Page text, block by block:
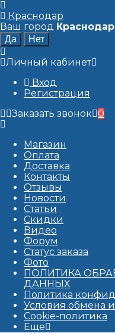
Краснодар
Ваш город Краснодар
Личный кабинет
Вход
Регистрация
Заказать звонок
0
Магазин
Оплата
Доставка
Контакты
Отзывы
Новости
Статьи
Скидки
Видео
Форум
Статус заказа
Фото
ПОЛИТИКА
ДАННЫХ​
Политика
Условия обмена
Cookie-политика
Еще